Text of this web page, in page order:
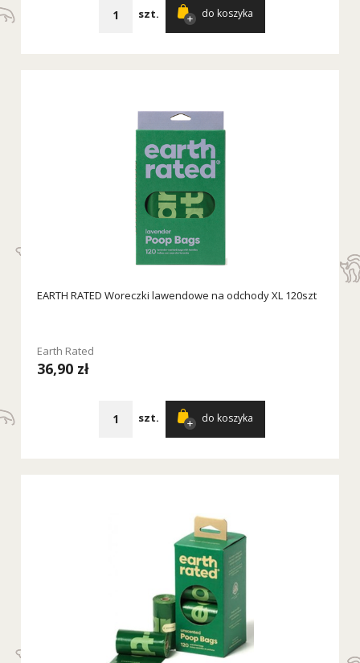
szt. do koszyka
EARTH RATED Woreczki lawendowe na odchody XL 120szt
Earth Rated
36,90 zł
szt. do koszyka